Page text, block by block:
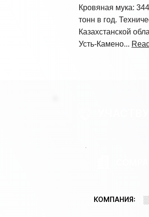
Кровяная мука:
тонн в год.
Казахстанской
Усть-Камено...
КОМПАНИЯ: